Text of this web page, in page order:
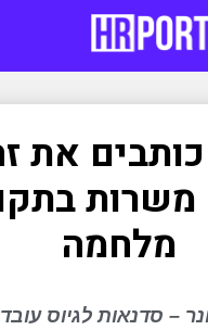
את
משרות
מלחמה
– סדנאות לגיוס